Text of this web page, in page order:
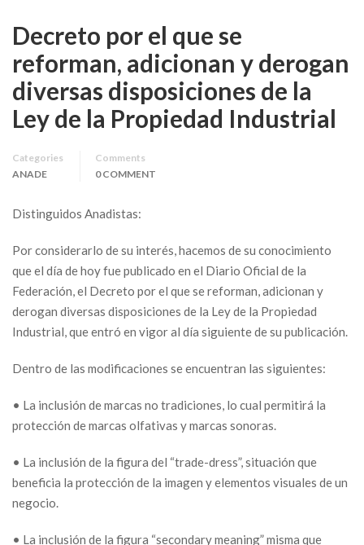
Decreto por el que se
reforman, adicionan y derogan
diversas disposiciones de la
Ley de la Propiedad Industrial
Categories
ANADE
Comments
0 COMMENT
Distinguidos Anadistas:
Por considerarlo de su interés, hacemos de su conocimiento
que el día de hoy fue publicado en el Diario Oficial de la
Federación, el Decreto por el que se reforman, adicionan y
derogan diversas disposiciones de la Ley de la Propiedad
Industrial, que entró en vigor al día siguiente de su publicación.
Dentro de las modificaciones se encuentran las siguientes:
• La inclusión de marcas no tradiciones, lo cual permitirá la
protección de marcas olfativas y marcas sonoras.
• La inclusión de la figura del “trade-dress”, situación que
beneficia la protección de la imagen y elementos visuales de un
negocio.
• La inclusión de la figura “secondary meaning” misma que